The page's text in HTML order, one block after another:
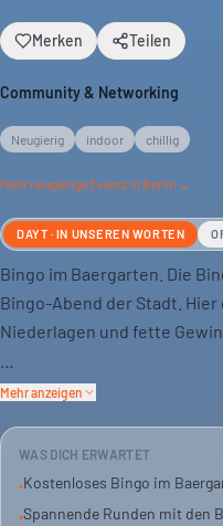
Merken Teilen
Community & Networking
Neugierig indoor chillig
Mehr neugierige Events in Berlin →
DAYT · IN UNSEREN WORTEN
Bingo im Baergarten. Die
Bingo-Abend der Stadt.
Niederlagen und fette
Du spielst um Volltreffer
Pizza.
Der Eintritt ist frei. Eine
Mehr anzeigen
WAS DICH ERWARTET
•Kostenloses Bingo im
•Spannende Runden mit den